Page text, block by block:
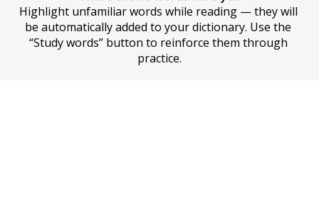
Highlight unfamiliar words while reading — they will
be automatically added to your dictionary. Use the
“Study words” button to reinforce them through
practice.